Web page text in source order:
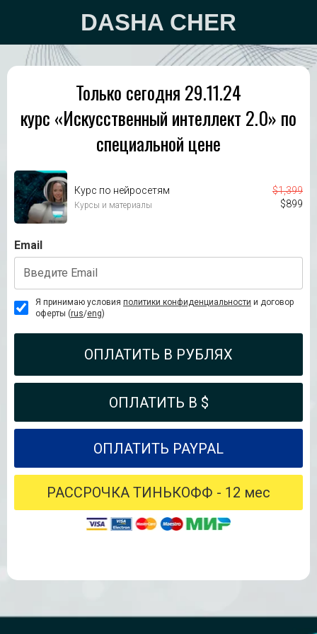
DASHA CHER
Только сегодня 29.11.24
курс «Искусственный интеллект 2.0» по
специальной цене
Курс по нейросетям
Курсы и материалы
$1,399
$899
Email
Я принимаю условия политики конфиденциальности и договор
оферты (rus/eng)
ОПЛАТИТЬ В РУБЛЯХ
ОПЛАТИТЬ В $
ОПЛАТИТЬ PAYPAL
РАССРОЧКА ТИНЬКОФФ - 12 мес